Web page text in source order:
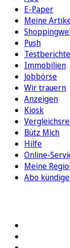
E-Paper
Meine
Push
Testberichte
Immobilien
Jobbörse
Wir trauern
Anzeigen
Kiosk
Bütz Mich
Hilfe
Online-
Meine
Abo